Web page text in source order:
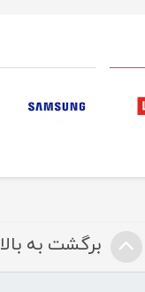
برگشت به بالا